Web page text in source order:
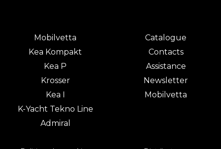
Mobilvetta
Kea Kompakt
Kea P
Krosser
Kea I
K-Yacht Tekno Line
Admiral
Catalogue
Contacts
Assistance
Newsletter
Mobilvetta